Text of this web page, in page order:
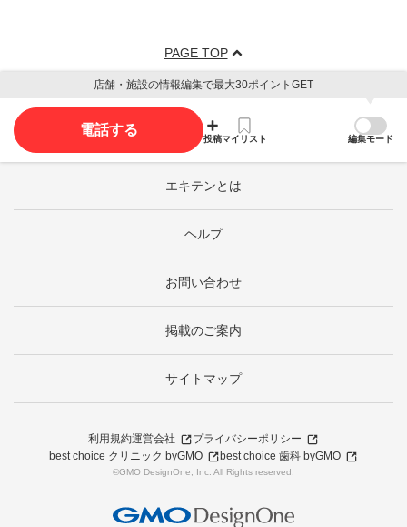
PAGE TOP
店舗・施設の情報編集で最大30ポイントGET
電話する
投稿マイリスト 編集モード
エキテンとは
ヘルプ
お問い合わせ
掲載のご案内
サイトマップ
利用規約運営会社
プライバシーポリシー
best choice クリニック byGMO
best choice 歯科 byGMO
©GMO DesignOne, Inc. All Rights reserved.